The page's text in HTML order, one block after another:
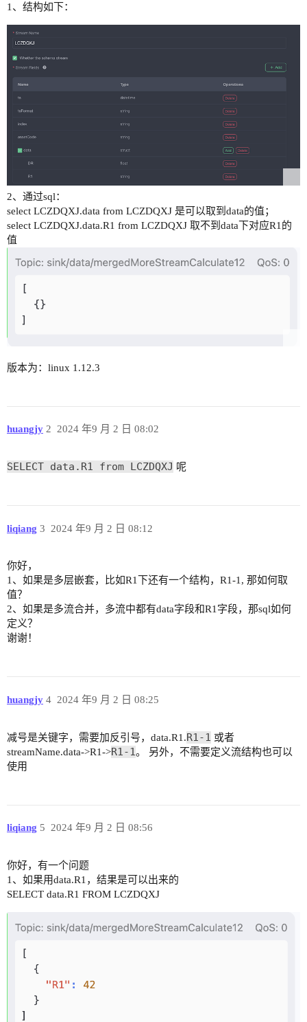
1、结构如下：
2、通过sql：
select LCZDQXJ.data from LCZDQXJ 是可以取到data的值；
select LCZDQXJ.data.R1 from LCZDQXJ 取不到data下对应R1的
值
版本为：linux 1.12.3
huangjy 2024 年9 月 2 日 08:02
2
SELECT data.R1 from LCZDQXJ 呢
liqiang 2024 年9 月 2 日 08:12
3
你好，
1、如果是多层嵌套，比如R1下还有一个结构，R1-1, 那如何取
值？
2、如果是多流合并，多流中都有data字段和R1字段，那sql如何
定义？
谢谢！
huangjy 2024 年9 月 2 日 08:25
4
减号是关键字，需要加反引号，data.R1.R1-1 或者
streamName.data->R1->R1-1。 另外，不需要定义流结构也可以
使用
liqiang 2024 年9 月 2 日 08:56
5
你好，有一个问题
1、如果用data.R1，结果是可以出来的
SELECT data.R1 FROM LCZDQXJ